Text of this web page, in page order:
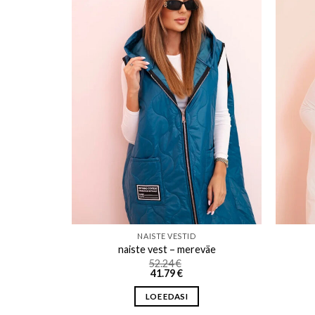
Add to wishlist
NAISTE VESTID
naiste vest – mereväe
52.24€
41.79€
LOE EDASI